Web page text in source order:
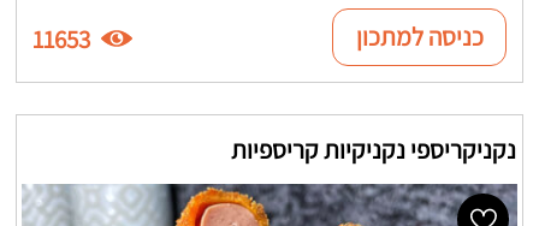
כניסה למתכון 11653
נקניקריספי נקניקיות קריספיות